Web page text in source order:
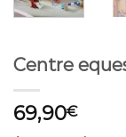
Centre
69,90€